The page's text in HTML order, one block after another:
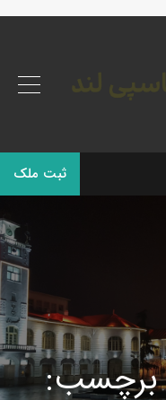
ثبت ملک
برچسب: